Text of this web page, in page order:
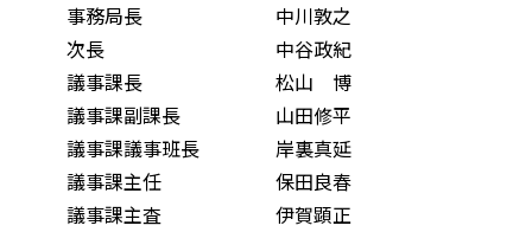
事務局長 中川敦之
次長 中谷政紀
議事課長 松山 博
議事課副課長 山田修平
議事課議事班長 岸裏真延
議事課主任 保田良春
議事課主査 伊賀顕正